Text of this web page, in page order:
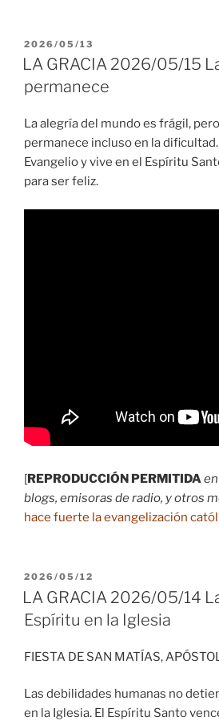
PUBLICADO
EL
2026/05/13
LA GRACIA 2026/05/15
permanece
La alegría del mundo es frágil,
permanece incluso en la
Evangelio y vive en el Espíritu
para ser feliz.
[REPRODUCCIÓN PERMITIDA
blogs, emisoras de radio, y otros
hace fuerte la evangelización
PUBLICADO
EL
2026/05/12
LA GRACIA 2026/05/14
Espíritu en la Iglesia
FIESTA DE SAN MATÍAS, APÓSTOL
Las debilidades humanas no
en la Iglesia. El Espíritu Santo